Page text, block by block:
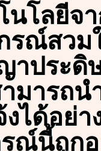
โลยีจ
รณ์สวม
ประดิ
มารถ
ได้อย่
ณ์นี้ถูก